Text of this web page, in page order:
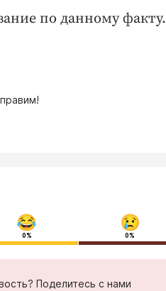
по данному факту.
0% 0%
Поделитесь с нами